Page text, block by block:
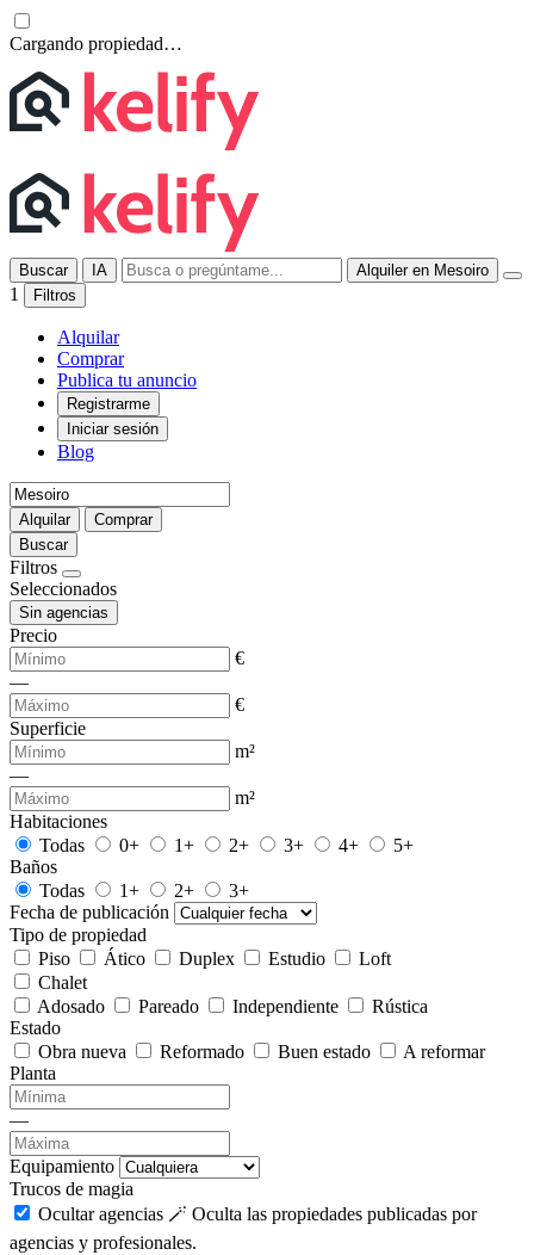
Cargando propiedad…
Buscar IA Alquiler en Mesoiro
1 Filtros
Alquilar
Comprar
Publica tu anuncio
Registrarme
Iniciar sesión
Blog
Alquilar
Comprar
Buscar
Filtros
Seleccionados
Sin agencias
Precio
€
—
€
Superficie
m²
—
m²
Habitaciones
Todas
0+ 1+ 2+ 3+ 4+
5+
Baños
Todas
1+ 2+
3+
Fecha de publicación
Tipo de propiedad
Piso
Ático Duplex Estudio
Loft
Chalet
Adosado
Pareado Independiente
Rústica
Estado
Obra nueva
Reformado Buen estado
A reformar
Planta
—
Equipamiento
Trucos de magia
Ocultar agencias 🪄 Oculta las propiedades publicadas por
agencias y profesionales.